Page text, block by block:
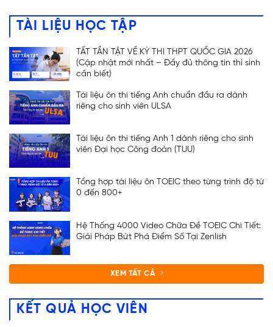
TÀI LIỆU HỌC TẬP
TẤT TẦN TẬT VỀ KỲ THI THPT QUỐC GIA 2026
(Cập nhật mới nhất – Đầy đủ thông tin thí sinh
cần biết)
Tài liệu ôn thi tiếng Anh chuẩn đầu ra dành
riêng cho sinh viên ULSA
Tài liệu ôn thi tiếng Anh 1 dành riêng cho sinh
viên Đại học Công đoàn (TUU)
Tổng hợp tài liệu ôn TOEIC theo từng trình độ từ
0 đến 800+
Hệ Thống 4000 Video Chữa Đề TOEIC Chi Tiết:
Giải Pháp Bứt Phá Điểm Số Tại Zenlish
XEM TẤT CẢ
KẾT QUẢ HỌC VIÊN